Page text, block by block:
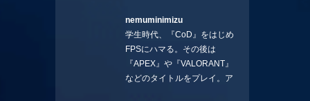
コラムを連載させてもらえる
ことになりました。言いたい
ことを言っていきます。X：
https://x.com/stormKUBO
YouTube：
nemuminimizu
学生時代、『CoD』をはじめ
FPSにハマる。その後は
『APEX』や『VALORANT』
などのタイトルをプレイ。ア